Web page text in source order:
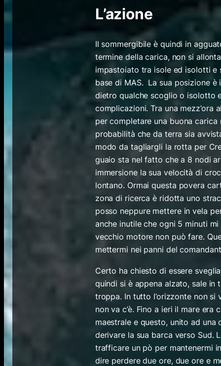
L’azione
Il sommergibile è quindi in
termine della carica, non si
impastoiato tra isole ed isolotti e
base di MAS. La sua posizione è
dietro qualche scoglio o isolotto
complicazioni. Tra una
per completare una buona
probabilità che da terra sia
modo da tagliargli la rotta per
guaio sta nel fatto che a 8 nodi
immersione la sua velocità di
lontano. Ormai questa povera
zona di ricerca è ridotta uno
posso neppure mettere in vela
anche inutile che ogni 5 minuti
vecchio motore non può fare.
mettermi nei panni del
Certo ha chiesto di essere
quindi si è appena alzato, sale in
troppa. In tutto l’orizzonte non si
non va c’è. Fino a ieri il mare
maestrale e questo, unito ad
derivare la sua barca verso Sud.
trafficare un pò per mantenermi
dire perdere due ore, due ore e